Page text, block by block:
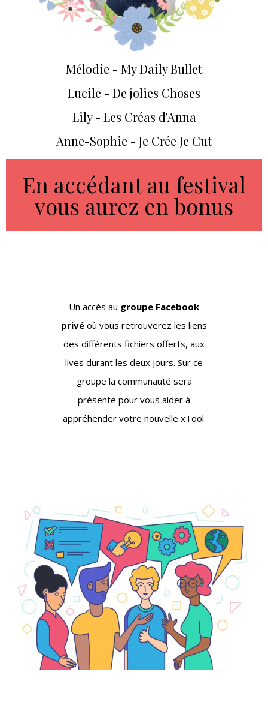
Mélodie - My Daily Bullet
Lucile - De jolies Choses
Lily - Les Créas d'Anna
Anne-Sophie - Je Crée Je Cut
En accédant au festival
vous aurez en bonus
Un accès au groupe Facebook
privé où vous retrouverez les liens
des différents fichiers offerts, aux
lives durant les deux jours. Sur ce
groupe la communauté sera
présente pour vous aider à
appréhender votre nouvelle xTool.